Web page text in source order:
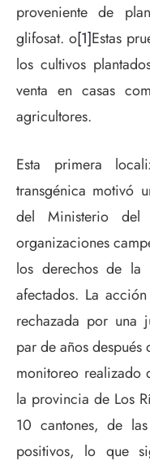
proveniente de
glifosat. o[1]Estas
los cultivos
venta en casas
agricultores.
Esta primera
transgénica motivó
del Ministerio
organizaciones
los derechos de la
afectados. La
rechazada por una
par de años
monitoreo realizado
la provincia de Los
10 cantones, de
positivos, lo que